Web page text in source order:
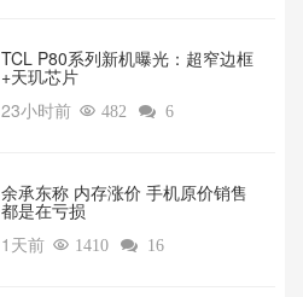
TCL P80系列新机曝光：超窄边框
+天玑芯片
23小时前  482  6
余承东称 内存涨价 手机原价销售
都是在亏损
1天前  1410  16